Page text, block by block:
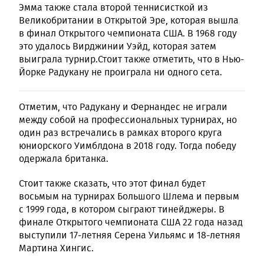
Эмма также стала второй теннисисткой из
Великобритании в Открытой Эре, которая вышла
в финал Открытого чемпионата США. В 1968 году
это удалось Вирджинии Уэйд, которая затем
выиграла турнир.Стоит также отметить, что в Нью-
Йорке Радукану не проиграла ни одного сета.
Отметим, что Радукану и Фернандес не играли
между собой на профессиональных турнирах, но
один раз встречались в рамках второго круга
юниорского Уимблдона в 2018 году. Тогда победу
одержала британка.
Стоит также сказать, что этот финал будет
восьмым на турнирах Большого Шлема и первым
с 1999 года, в котором сыграют тинейджеры. В
финале Открытого чемпионата США 22 года назад
выступили 17-летняя Серена Уильямс и 18-летняя
Мартина Хингис.